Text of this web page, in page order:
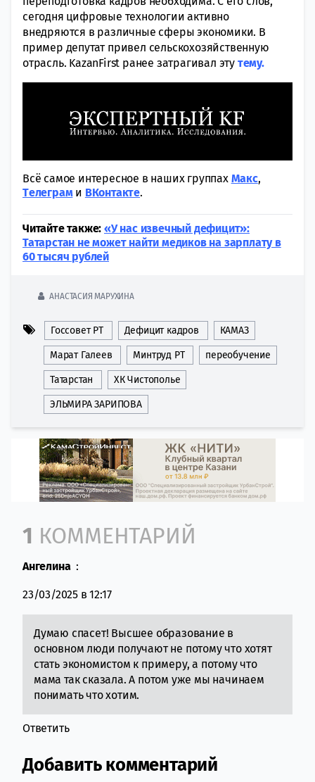
сегодня цифровые технологии активно
внедряются в различные сферы экономики. В
пример депутат привел сельскохозяйственную
отрасль. KazanFirst ранее затрагивал эту тему.
Всё самое интересное в наших группах Макс,
Tелеграми ВКонтакте.
Читайте также: «У нас извечный дефицит»:
Татарстан не может найти медиков на зарплату в
60 тысяч рублей
АНАСТАСИЯ МАРУХИНА
Госсовет РТ Дефицит кадров КАМАЗ
Марат Галеев Минтруд РТ переобучение
Татарстан ХК Чистополье
ЭЛЬМИРА ЗАРИПОВА
Comment section
1 КОММЕНТАРИЙ
Ангелина :
23/03/2025 в 12:17
Думаю спасет! Высшее образование в
основном люди получают не потому что хотят
стать экономистом к примеру, а потому что
мама так сказала. А потом уже мы начинаем
понимать что хотим.
Ответить
Добавить комментарий